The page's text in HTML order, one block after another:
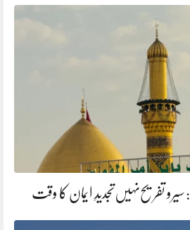
سیرو تفریح‌نہیں‌تجدیدِ ایمان کا وقت